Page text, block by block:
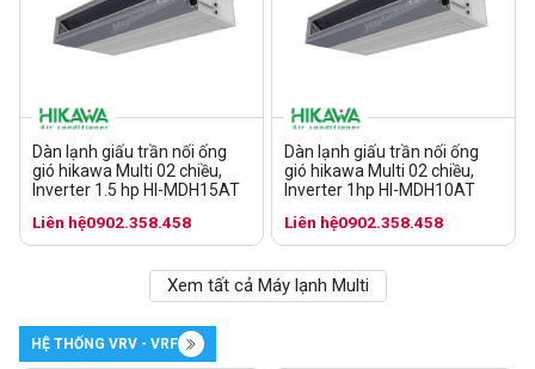
Dàn lạnh giấu trần nối ống
gió hikawa Multi 02 chiều,
Inverter 1.5 hp HI-MDH15AT
Liên hệ0902.358.458
Dàn lạnh giấu trần nối ống
gió hikawa Multi 02 chiều,
Inverter 1hp HI-MDH10AT
Liên hệ0902.358.458
Xem tất cả Máy lạnh Multi
HỆ THỐNG VRV - VRF